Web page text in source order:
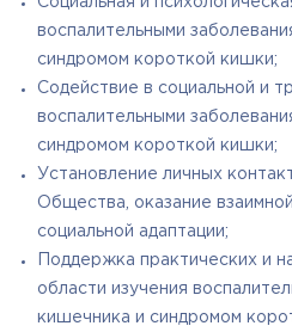
воспалительными
синдромом короткой кишки;
Содействие в социальной и
воспалительными
синдромом короткой кишки;
Установление личных
Общества, оказание
социальной адаптации;
Поддержка практических и
области изучения
кишечника и синдромом